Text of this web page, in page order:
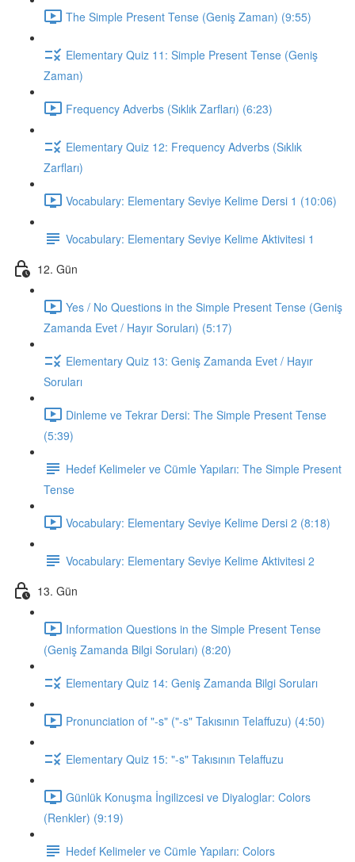
The Simple Present Tense (Geniş Zaman) (9:55)
Elementary Quiz 11: Simple Present Tense (Geniş
Zaman)
Frequency Adverbs (Sıklık Zarfları) (6:23)
Elementary Quiz 12: Frequency Adverbs (Sıklık
Zarfları)
Vocabulary: Elementary Seviye Kelime Dersi 1 (10:06)
Vocabulary: Elementary Seviye Kelime Aktivitesi 1
12. Gün
Yes / No Questions in the Simple Present Tense (Geniş
Zamanda Evet / Hayır Soruları) (5:17)
Elementary Quiz 13: Geniş Zamanda Evet / Hayır
Soruları
Dinleme ve Tekrar Dersi: The Simple Present Tense
(5:39)
Hedef Kelimeler ve Cümle Yapıları: The Simple Present
Tense
Vocabulary: Elementary Seviye Kelime Dersi 2 (8:18)
Vocabulary: Elementary Seviye Kelime Aktivitesi 2
13. Gün
Information Questions in the Simple Present Tense
(Geniş Zamanda Bilgi Soruları) (8:20)
Elementary Quiz 14: Geniş Zamanda Bilgi Soruları
Pronunciation of "-s" ("-s" Takısının Telaffuzu) (4:50)
Elementary Quiz 15: "-s" Takısının Telaffuzu
Günlük Konuşma İngilizcesi ve Diyaloglar: Colors
(Renkler) (9:19)
Hedef Kelimeler ve Cümle Yapıları: Colors